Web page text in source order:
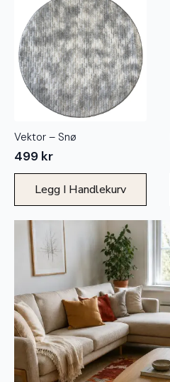
Vektor – Snø
499 kr
Legg I Handlekurv